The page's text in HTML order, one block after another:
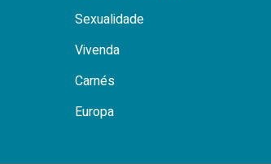
Sexualidade
Vivenda
Carnés
Europa